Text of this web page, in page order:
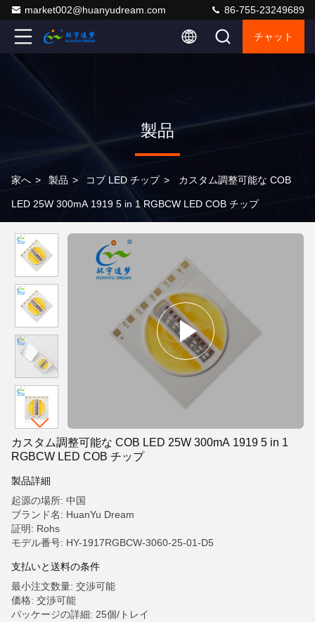
market002@huanyudream.com 86-755-23249689
チャット
製品
家へ > 製品 > コブ LED チップ > カスタム調整可能な COB
LED 25W 300mA 1919 5 in 1 RGBCW LED COB チップ
カスタム調整可能な COB LED 25W 300mA 1919 5 in 1
RGBCW LED COB チップ
製品詳細
起源の場所: 中国
ブランド名: HuanYu Dream
証明: Rohs
モデル番号: HY-1917RGBCW-3060-25-01-D5
支払いと送料の条件
最小注文数量: 交渉可能
価格: 交渉可能
パッケージの詳細: 25個/トレイ